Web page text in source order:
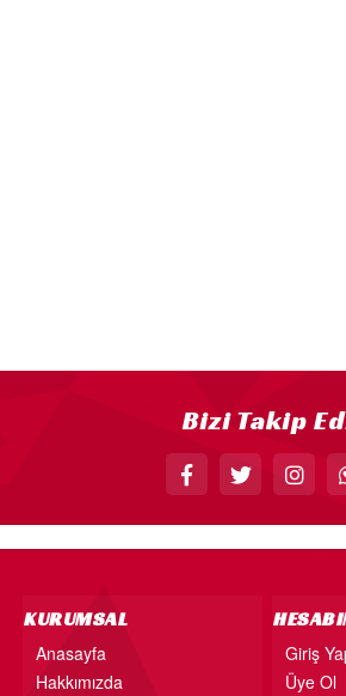
PARTİ TAÇ ÇEŞİTLERİ
MİNİ PARTİ ŞAPKA
KARAKTERLİ FOLYO BALON
18” FOLYO BALON
40” FOLYO BALON
MUM
Bizi Takip
KURUMSAL
Anasayfa
Hakkımızda
Giriş
Üye Ol